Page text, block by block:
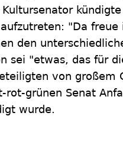
"Da
den
sei "etwas, das für
von großem
rot-grünen Senat
wurde.